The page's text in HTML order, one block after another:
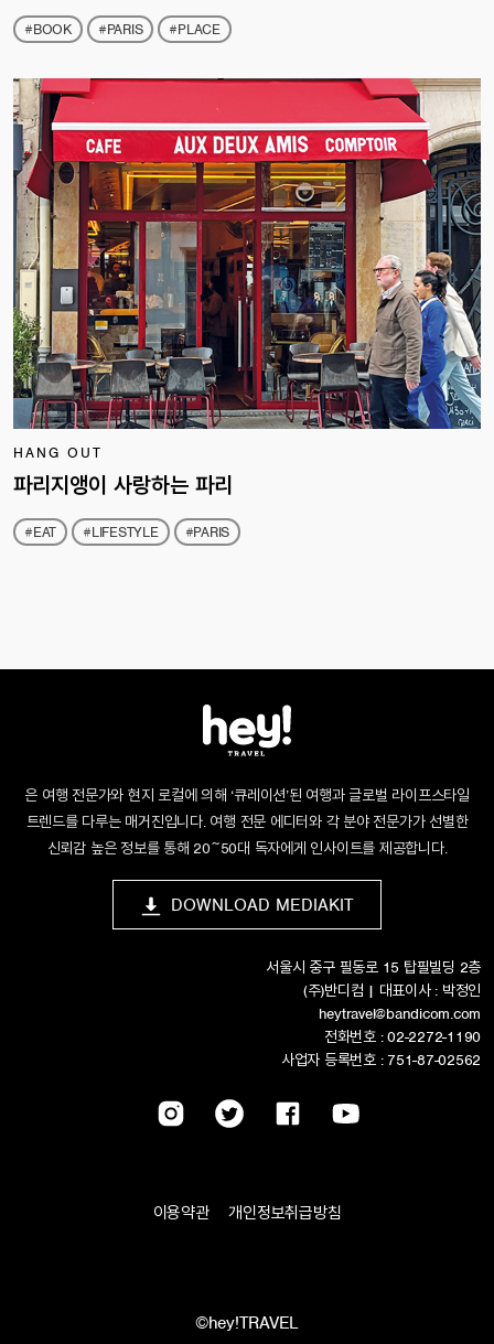
#BOOK #PARIS #PLACE
HANG OUT
파리지앵이 사랑하는 파리
#EAT #LIFESTYLE #PARIS
은 여행 전문가와 현지 로컬에 의해 ‘큐레이션’된 여행과 글로벌 라이프스타일
트렌드를 다루는 매거진입니다. 여행 전문 에디터와 각 분야 전문가가 선별한
신뢰감 높은 정보를 통해 20~50대 독자에게 인사이트를 제공합니다.
DOWNLOAD MEDIAKIT
서울시 중구 필동로 15 탑필빌딩 2층
(주)반디컴 | 대표이사 : 박정인
heytravel@bandicom.com
전화번호 : 02-2272-1190
사업자 등록번호 : 751-87-02562
이용약관 개인정보취급방침
©hey!TRAVEL